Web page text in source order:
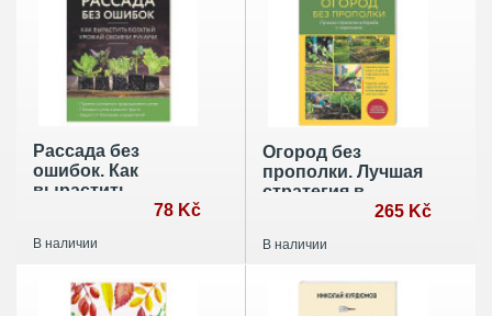
Рассада без
ошибок. Как
вырастить
богатый урожай78 Kč
В наличии
Огород без
прополки. Лучшая
стратегия в
265 Kč
В наличии